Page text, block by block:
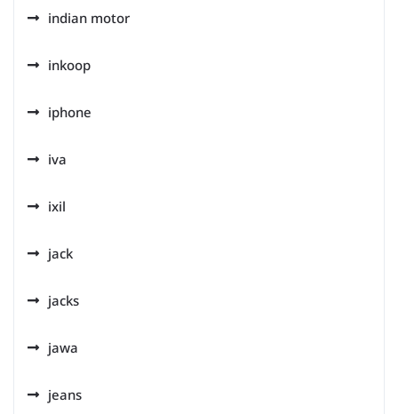
indian motor
inkoop
iphone
iva
ixil
jack
jacks
jawa
jeans